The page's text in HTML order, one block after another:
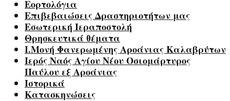
Εορτολόγια
Επιβεβαιώσεις Δραστηριοτήτων μας
Εσωτερική Ιεραποστολή
Θρησκευτικά θέματα
Ι.Μονή Φανερωμένης Αροάνιας Καλαβρύτων
Ιερός Ναός Αγίου Νέου Οσιομάρτυρος
Παύλου εξ Αροάνιας
Ιστορικά
Κατασκηνώσεις